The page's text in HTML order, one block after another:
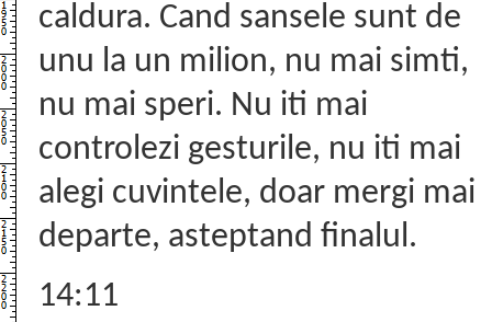
caldura. Cand sansele sunt de
unu la un milion, nu mai simti,
nu mai speri. Nu iti mai
controlezi gesturile, nu iti mai
alegi cuvintele, doar mergi mai
departe, asteptand finalul.
14:11